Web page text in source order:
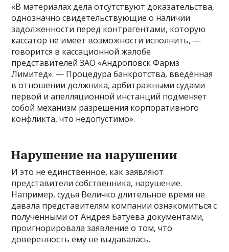
«В материалах дела отсутствуют доказательства,
однозначно свидетельствующие о наличии
задолженности перед контрагентами, которую
кассатор не имеет возможности исполнить, —
говорится в кассационной жалобе
представителей ЗАО «Андроповск Фармз
Лимитед». — Процедура банкротства, введённая
в отношении должника, арбитражными судами
первой и апелляционной инстанций подменяет
собой механизм разрешения корпоративного
конфликта, что недопустимо».
Нарушение на нарушении
И это не единственное, как заявляют
представители собственника, нарушение.
Например, судья Величко длительное время не
давала представителям компании ознакомиться с
полученными от Андрея Батуева документами,
проигнорировала заявление о том, что
доверенность ему не выдавалась.